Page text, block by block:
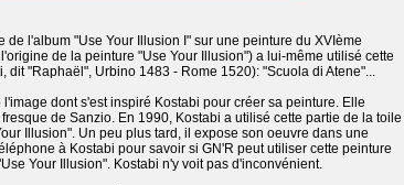
l'album "Use Your Illusion I" sur une peinture du XVIème
de la peinture "Use Your Illusion") a lui-même utilisé cette
"Raphaël", Urbino 1483 - Rome 1520): "Scuola di Atene"...
dont s'est inspiré Kostabi pour créer sa peinture. Elle
de Sanzio. En 1990, Kostabi a utilisé cette partie de la toile
Illusion". Un peu plus tard, il expose son oeuvre dans une
à Kostabi pour savoir si GN'R peut utiliser cette peinture
Your Illusion". Kostabi n'y voit pas d'inconvénient.